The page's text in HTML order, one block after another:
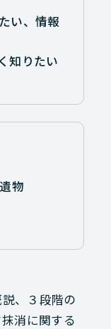
い、情報
知りたい
物
、３段階の
消に関する